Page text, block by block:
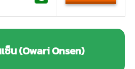
ซ็น (Owari Onsen)